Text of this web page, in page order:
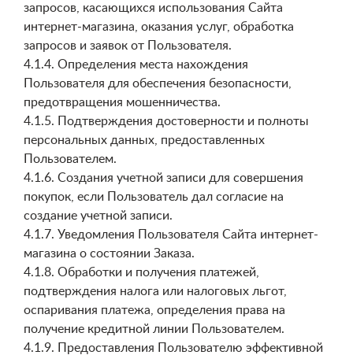
запросов, касающихся использования Сайта
интернет-магазина, оказания услуг, обработка
запросов и заявок от Пользователя.
4.1.4. Определения места нахождения
Пользователя для обеспечения безопасности,
предотвращения мошенничества.
4.1.5. Подтверждения достоверности и полноты
персональных данных, предоставленных
Пользователем.
4.1.6. Создания учетной записи для совершения
покупок, если Пользователь дал согласие на
создание учетной записи.
4.1.7. Уведомления Пользователя Сайта интернет-
магазина о состоянии Заказа.
4.1.8. Обработки и получения платежей,
подтверждения налога или налоговых льгот,
оспаривания платежа, определения права на
получение кредитной линии Пользователем.
4.1.9. Предоставления Пользователю эффективной